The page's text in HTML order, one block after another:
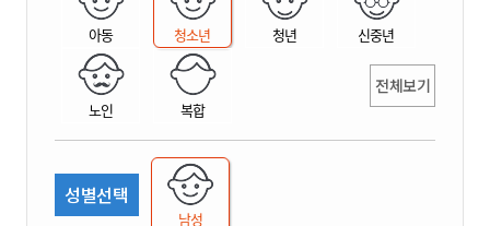
아동 청소년 청년 신중년
노인 복합
전체보기
성별선택
남성